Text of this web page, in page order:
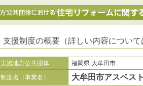
支援制度の概要（詳しい内容につい
実施地方公共団体
福岡県 大牟田市
制度名（事業名）
大牟田市アスベス